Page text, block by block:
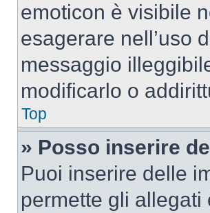
emoticon è visibile
esagerare nell’uso
messaggio
modificarlo o
Top
» Posso inserire
Puoi inserire delle
permette gli